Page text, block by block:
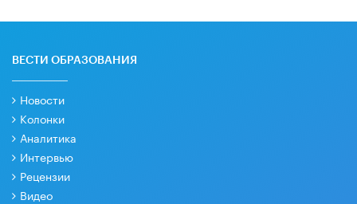
ВЕСТИ ОБРАЗОВАНИЯ
Новости
Колонки
Аналитика
Интервью
Рецензии
Видео